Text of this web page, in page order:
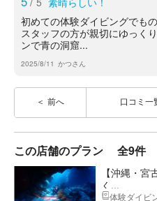
初めての体験ダイビングでも
スタッフの方が親切にゆっく
ンで青の洞窟...
2025/8/11 かつさん
前へ 口コミ一
この店舗のプラン 全9件
【沖縄・
く...
体験ダイビ